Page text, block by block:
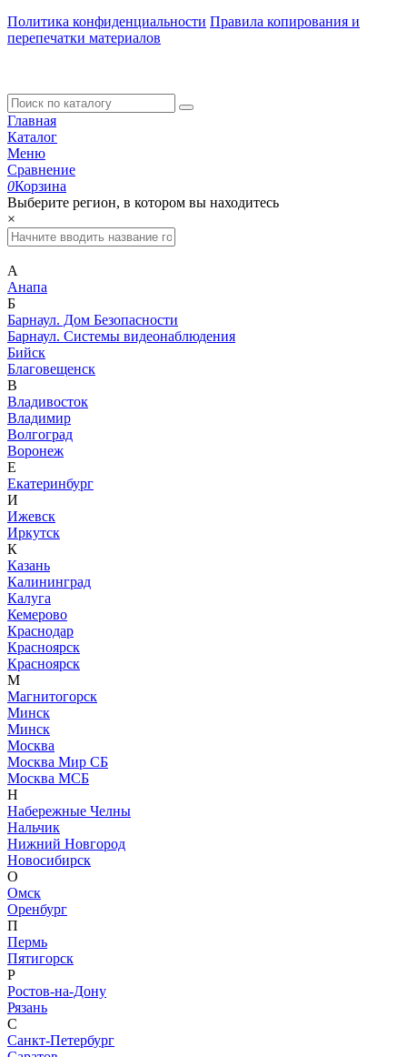
Политика конфиденциальности Правила копирования и
перепечатки материалов
Главная
Каталог
Меню
Сравнение
0Корзина
Выберите регион, в котором вы находитесь
×
А
Анапа
Б
Барнаул. Дом Безопасности
Барнаул. Системы видеонаблюдения
Бийск
Благовещенск
В
Владивосток
Владимир
Волгоград
Воронеж
Е
Екатеринбург
И
Ижевск
Иркутск
К
Казань
Калининград
Калуга
Кемерово
Краснодар
Красноярск
Красноярск
М
Магнитогорск
Минск
Минск
Москва
Москва Мир СБ
Москва МСБ
Н
Набережные Челны
Нальчик
Нижний Новгород
Новосибирск
О
Омск
Оренбург
П
Пермь
Пятигорск
Р
Ростов-на-Дону
Рязань
С
Санкт-Петербург